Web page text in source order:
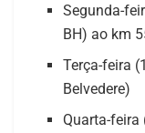
Segunda-
BH) ao km
Terça-feira
Belvedere)
Quarta-